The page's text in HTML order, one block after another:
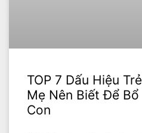
TOP 7 Dấu Hiệu
Mẹ Nên Biết Để Bổ
Con